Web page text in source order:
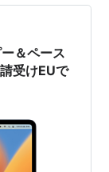
ートし、必
コードしま
＆ペース
受けEUで